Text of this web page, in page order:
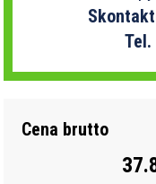
Tel.
Cena brutto